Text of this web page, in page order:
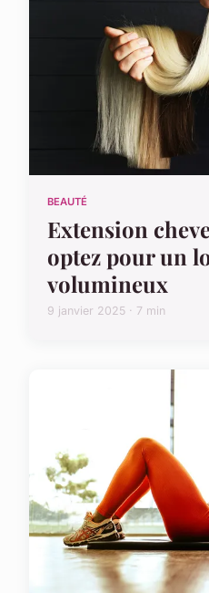
BEAUTÉ
Extension
optez pour un
volumineux
9 janvier 2025 · 7 min